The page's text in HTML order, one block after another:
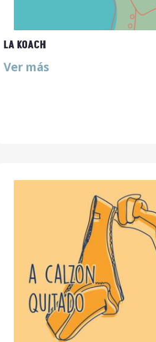
LA KOACH
Ver más